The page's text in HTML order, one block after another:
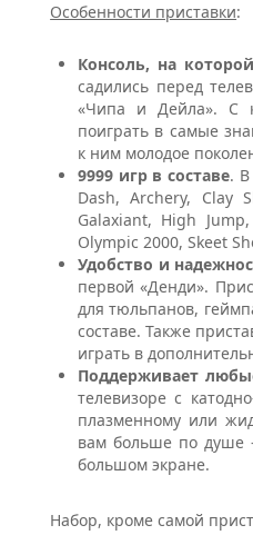
Особенности приставки:
Консоль, на
садились перед
«Чипа и Дейла». С
поиграть в самые
к ним молодое
9999 игр в составе. В
Dash, Archery, Clay
Galaxiant, High
Olympic 2000, Skeet
Удобство и
первой «Денди».
для тюльпанов,
составе. Также
играть в
Поддерживает
телевизоре с
плазменному или
вам больше по душе
большом экране.
Набор, кроме самой